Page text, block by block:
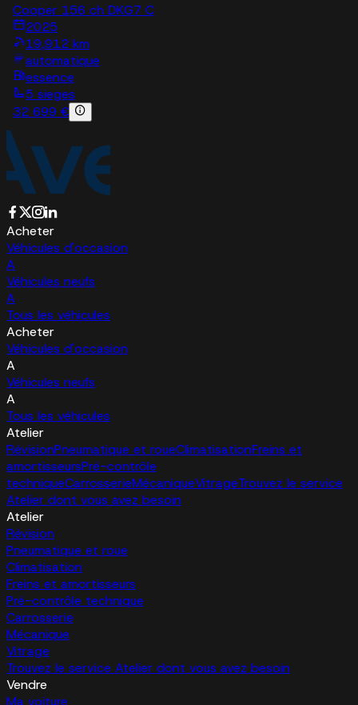
Cooper 156 ch DKG7 C
2025
19,912 km
automatique
essence
5 sieges
32 699 €
Acheter
Véhicules d'occasion
A
Véhicules neufs
A
Tous les véhicules
Acheter
Véhicules d'occasion
A
Véhicules neufs
A
Tous les véhicules
Atelier
RévisionPneumatique et roueClimatisationFreins et
amortisseursPré-contrôle
techniqueCarrosserieMécaniqueVitrageTrouvez le service
Atelier dont vous avez besoin
Atelier
Révision
Pneumatique et roue
Climatisation
Freins et amortisseurs
Pré-contrôle technique
Carrosserie
Mécanique
Vitrage
Trouvez le service Atelier dont vous avez besoin
Vendre
Ma voiture